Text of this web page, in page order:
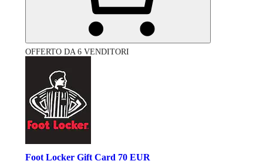
OFFERTO DA 6 VENDITORI
Foot Locker Gift Card 70 EUR